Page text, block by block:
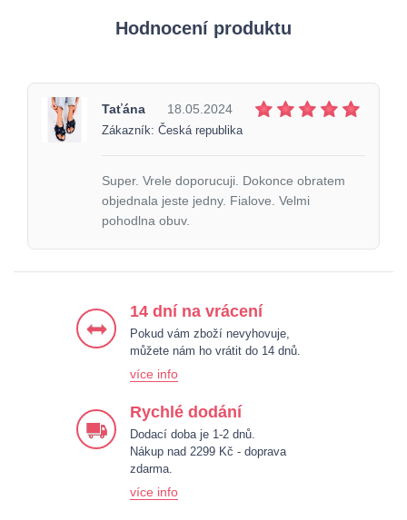
Hodnocení produktu
Taťána 18.05.2024
Zákazník: Česká republika
Super. Vrele doporucuji. Dokonce obratem
objednala jeste jedny. Fialove. Velmi
pohodlna obuv.
14 dní na vrácení
Pokud vám zboží nevyhovuje,
můžete nám ho vrátit do 14 dnů.
více info
Rychlé dodání
Dodací doba je 1-2 dnů.
Nákup nad 2299 Kč - doprava
zdarma.
více info